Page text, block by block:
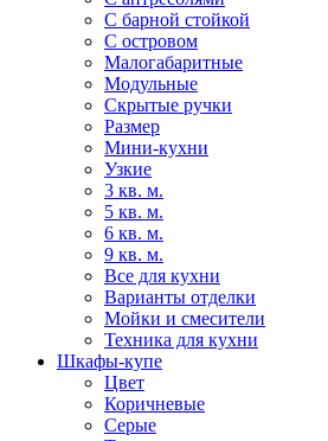
С барной стойкой
С островом
Малогабаритные
Модульные
Скрытые ручки
Размер
Мини-кухни
Узкие
3 кв. м.
5 кв. м.
6 кв. м.
9 кв. м.
Все для кухни
Варианты отделки
Мойки и смесители
Техника для кухни
Шкафы-купе
Цвет
Коричневые
Серые